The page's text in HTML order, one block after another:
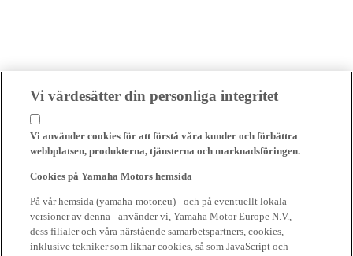
Vi värdesätter din personliga integritet
Vi använder cookies för att förstå våra kunder och förbättra
webbplatsen, produkterna, tjänsterna och marknadsföringen.
Cookies på Yamaha Motors hemsida
På vår hemsida (yamaha-motor.eu) - och på eventuellt lokala
versioner av denna - använder vi, Yamaha Motor Europe N.V.,
dess filialer och våra närstående samarbetspartners, cookies,
inklusive tekniker som liknar cookies, så som JavaScript och